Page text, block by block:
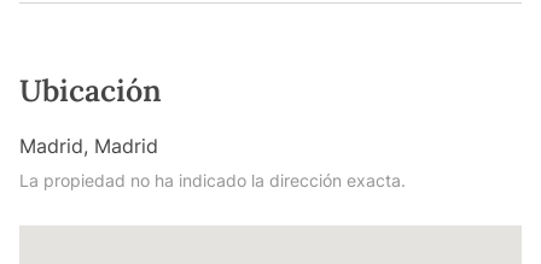
Ubicación
Madrid, Madrid
La propiedad no ha indicado la dirección exacta.